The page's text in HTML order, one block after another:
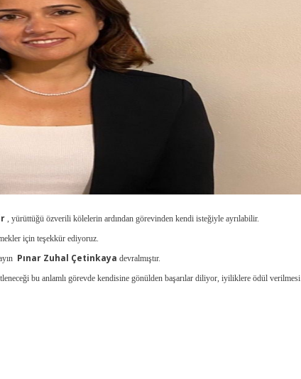
, yürüttüğü özverili kölelerin ardından görevinden kendi isteğiyle ayrılabilir.
için teşekkür ediyoruz.
Pınar Zuhal Çetinkaya devralmıştır.
bu anlamlı görevde kendisine gönülden başarılar diliyor, iyiliklere ödül verilmesi